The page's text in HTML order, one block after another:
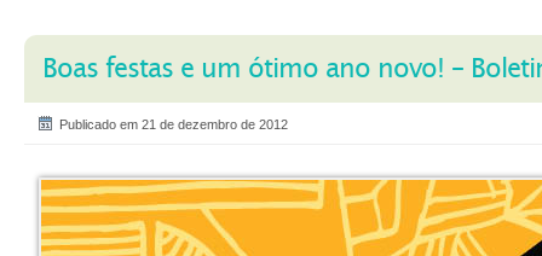
Boas festas e um ótimo ano novo! –
Publicado em 21 de dezembro de 2012